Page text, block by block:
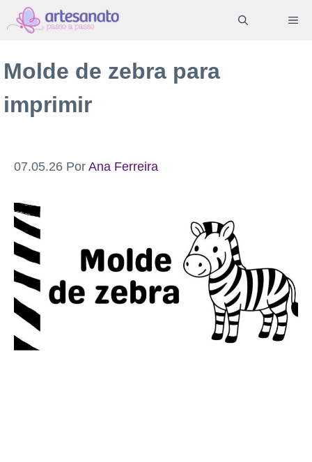
Pular
para
conteúdo
Molde de zebra para
imprimir
07.05.26 Por Ana Ferreira